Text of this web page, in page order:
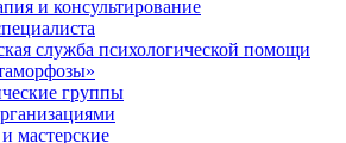
и консультирование
служба психологической помощи
группы
мастерские